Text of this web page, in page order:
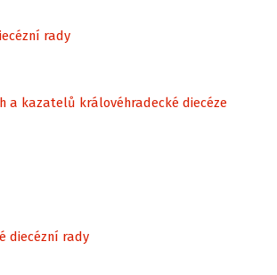
rady
a kazatelů královéhradecké diecéze
diecézní rady